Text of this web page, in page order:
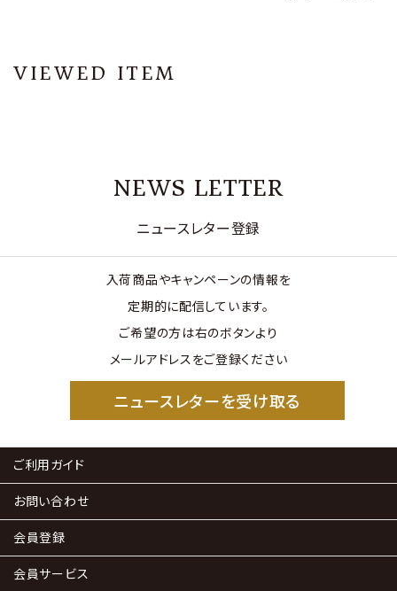
VIEWED ITEM
NEWS LETTER
ニュースレター登録
入荷商品やキャンペーンの情報を
定期的に配信しています。
ご希望の方は右のボタンより
メールアドレスをご登録ください
ニュースレターを受け取る
ご利用ガイド
お問い合わせ
会員登録
会員サービス